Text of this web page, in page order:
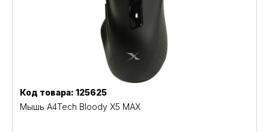
Код товара: 125625
Мышь A4Tech Bloody X5 MAX